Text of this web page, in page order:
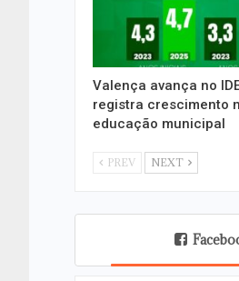
Valença avança no
registra crescimento
educação municipal
PREV NEXT